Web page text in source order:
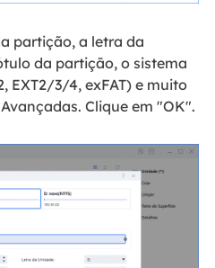
partição, a letra da
da partição, o sistema
EXT2/3/4, exFAT) e muito
Clique em "OK".